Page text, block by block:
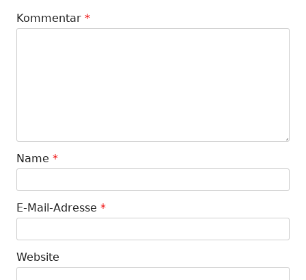
Kommentar *
Name *
E-Mail-Adresse *
Website